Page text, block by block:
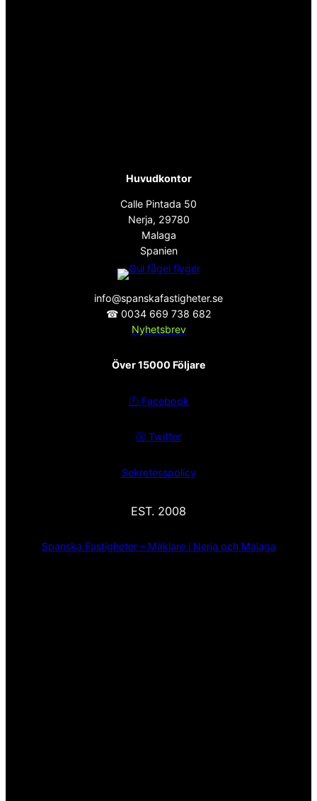
Huvudkontor
Calle Pintada 50
Nerja, 29780
Malaga
Spanien
info@spanskafastigheter.se
☎ 0034 669 738 682
Nyhetsbrev
Över 15000 Följare
ⓕ Facebook
ⓧ Twitter
Sekretesspolicy
EST. 2008
Spanska Fastigheter – Mäklare i Nerja och Malaga